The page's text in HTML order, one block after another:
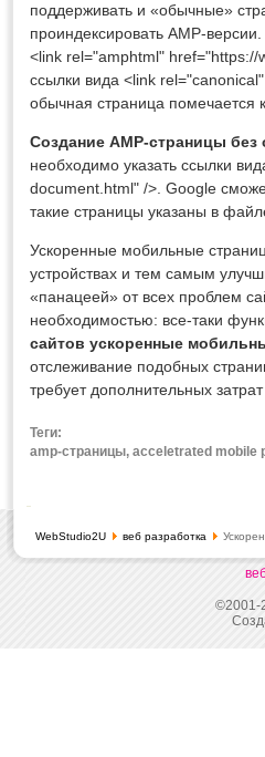
поддерживать и «обычные»
проиндексировать AMP-
<link rel="amphtml"
ссылки вида <link
обычная страница помечается
Создание AMP-страницы
необходимо указать ссылки
document.html" />. Google
такие страницы указаны в
Ускоренные мобильные
устройствах и тем самым
«панацеей» от всех проблем
необходимостью: все-таки
сайтов ускоренные
отслеживание подобных
требует дополнительных
Теги:
amp-страницы, acceletrated
WebStudio2U веб разработка
©2001-